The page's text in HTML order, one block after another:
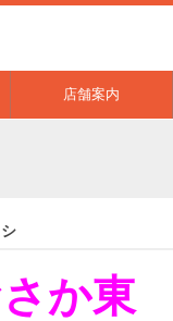
店舗案内
か東